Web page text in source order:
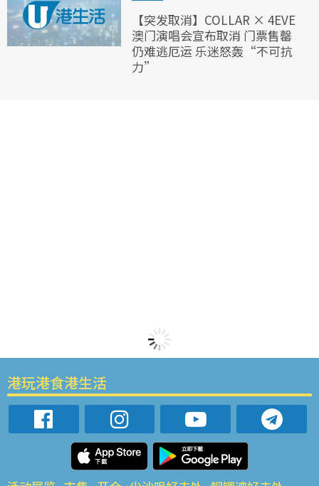
【突发取消】COLLAR × 4EVE
澳门演唱会宣布取消 门票售罄
仍难逃厄运 乐迷怒轰“不可抗
力”
港玩港食港生活